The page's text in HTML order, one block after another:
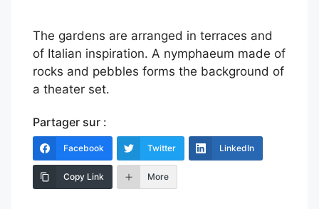
The gardens are arranged in terraces and
of Italian inspiration. A nymphaeum made of
rocks and pebbles forms the background of
a theater set.
Partager sur :
Facebook Twitter LinkedIn
Copy Link More